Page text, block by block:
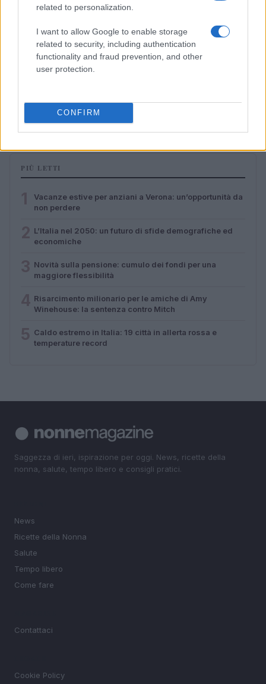
related to personalization.
I want to allow Google to enable storage
related to security, including authentication
functionality and fraud prevention, and other
user protection.
CONFIRM
Winehouse: la sentenza contro Mitch
PIÙ LETTI
Vacanze estive per anziani a Verona: un’opportunità da
non perdere
L’Italia nel 2050: un futuro di sfide demografiche ed
economiche
Novità sulla pensione: cumulo dei fondi per una
maggiore flessibilità
Risarcimento milionario per le amiche di Amy
Winehouse: la sentenza contro Mitch
Caldo estremo in Italia: 19 città in allerta rossa e
temperature record
Saggezza di ieri, ispirazione per oggi. News, ricette della
nonna, salute, tempo libero e consigli pratici.
News
Ricette della Nonna
Salute
Tempo libero
Come fare
Contattaci
Cookie Policy